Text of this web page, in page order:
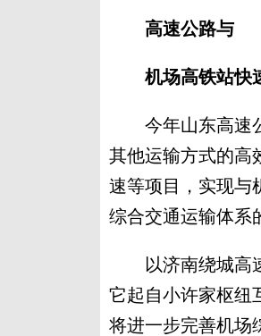
高速公路与
机场高铁站快
今年山东高速公
其他运输方式的高
速等项目，实现与
综合交通运输体系
以济南绕城高速
它起自小许家枢纽
将进一步完善机场